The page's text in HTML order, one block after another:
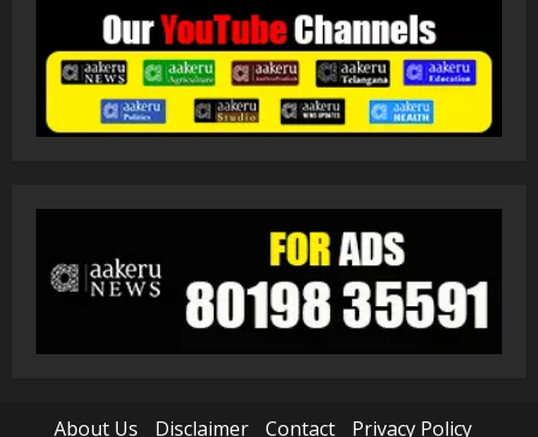
About Us Disclaimer Contact Privacy Policy